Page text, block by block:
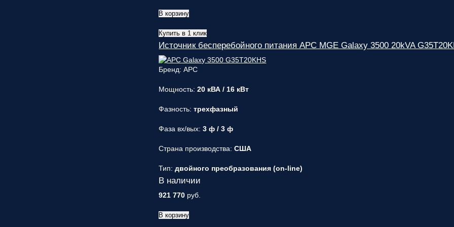
В корзину
Купить в 1 клик
Источник бесперебойного питания APC MGE Galaxy 3500 20kVA
Бренд: APC
Мощность:20 кВА / 16 кВт
Фазность:трехфазный
Фаза вх/вых:3 ф / 3 ф
Страна производства:США
Тип:двойного преобразования (on-line)
В наличии
921 770 руб.
В корзину